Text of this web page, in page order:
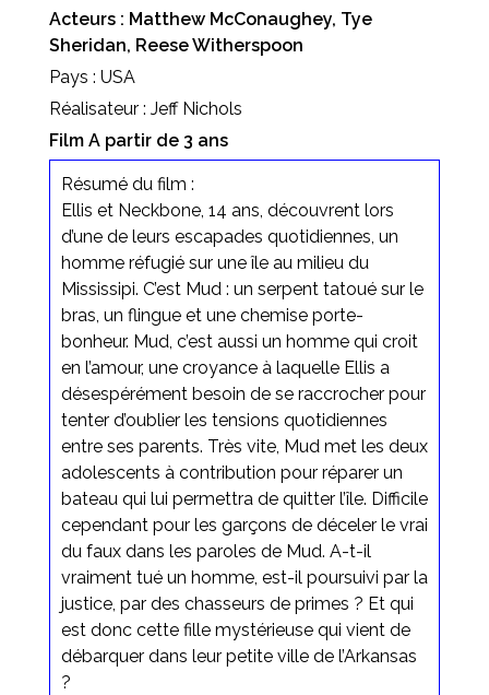
Acteurs : Matthew McConaughey, Tye
Sheridan, Reese Witherspoon
Pays : USA
Réalisateur : Jeff Nichols
Film A partir de 3 ans
Résumé du film :
Ellis et Neckbone, 14 ans, découvrent lors
d’une de leurs escapades quotidiennes, un
homme réfugié sur une île au milieu du
Mississipi. C’est Mud : un serpent tatoué sur le
bras, un flingue et une chemise porte-
bonheur. Mud, c’est aussi un homme qui croit
en l’amour, une croyance à laquelle Ellis a
désespérément besoin de se raccrocher pour
tenter d’oublier les tensions quotidiennes
entre ses parents. Très vite, Mud met les deux
adolescents à contribution pour réparer un
bateau qui lui permettra de quitter l’île. Difficile
cependant pour les garçons de déceler le vrai
du faux dans les paroles de Mud. A-t-il
vraiment tué un homme, est-il poursuivi par la
justice, par des chasseurs de primes ? Et qui
est donc cette fille mystérieuse qui vient de
débarquer dans leur petite ville de l’Arkansas
?